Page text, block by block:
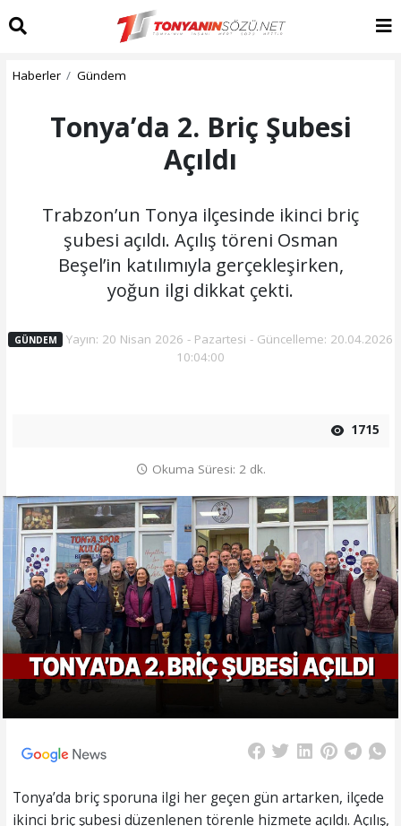
Haberler Gündem
Tonya’da 2. Briç Şubesi
Açıldı
Trabzon’un Tonya ilçesinde ikinci briç
şubesi açıldı. Açılış töreni Osman
Beşel’in katılımıyla gerçekleşirken,
yoğun ilgi dikkat çekti.
GÜNDEM
Yayın: 20 Nisan 2026 - Pazartesi - Güncelleme: 20.04.2026
10:04:00
1715
Okuma Süresi: 2 dk.
Tonya’da briç sporuna ilgi her geçen gün artarken, ilçede
ikinci briç şubesi düzenlenen törenle hizmete açıldı. Açılış,